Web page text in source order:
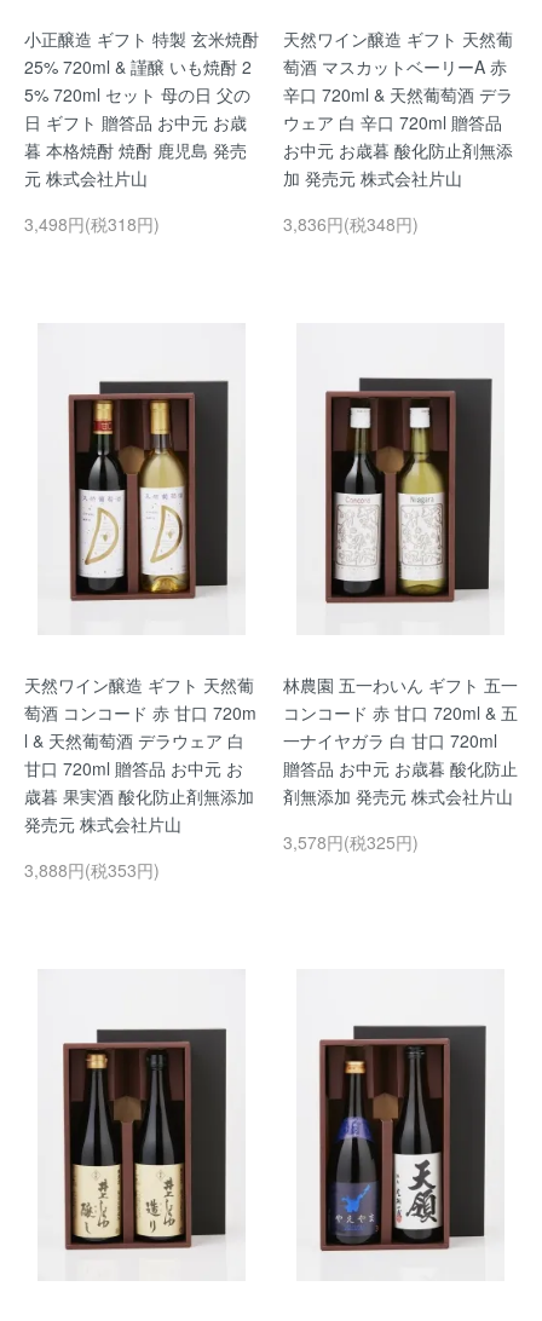
小正醸造 ギフト 特製 玄米焼酎
25% 720ml & 謹醸 いも焼酎 2
5% 720ml セット 母の日 父の
日 ギフト 贈答品 お中元 お歳
暮 本格焼酎 焼酎 鹿児島 発売
元 株式会社片山
3,498円(税318円)
天然ワイン醸造 ギフト 天然葡
萄酒 マスカットベーリーA 赤
辛口 720ml & 天然葡萄酒 デラ
ウェア 白 辛口 720ml 贈答品
お中元 お歳暮 酸化防止剤無添
加 発売元 株式会社片山
3,836円(税348円)
天然ワイン醸造 ギフト 天然葡
萄酒 コンコード 赤 甘口 720m
l & 天然葡萄酒 デラウェア 白
甘口 720ml 贈答品 お中元 お
歳暮 果実酒 酸化防止剤無添加
発売元 株式会社片山
3,888円(税353円)
林農園 五一わいん ギフト 五一
コンコード 赤 甘口 720ml & 五
一ナイヤガラ 白 甘口 720ml
贈答品 お中元 お歳暮 酸化防止
剤無添加 発売元 株式会社片山
3,578円(税325円)